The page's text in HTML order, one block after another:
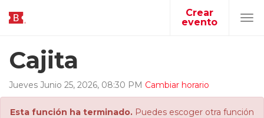
Crear
evento
Cajita
Jueves Junio 25, 2026, 08:30 PM Cambiar horario
Esta función ha terminado. Puedes escoger otra función